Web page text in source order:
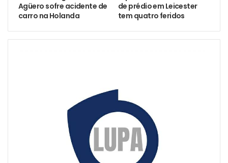
Agüero sofre acidente de
carro na Holanda
de prédio em Leicester
tem quatro feridos